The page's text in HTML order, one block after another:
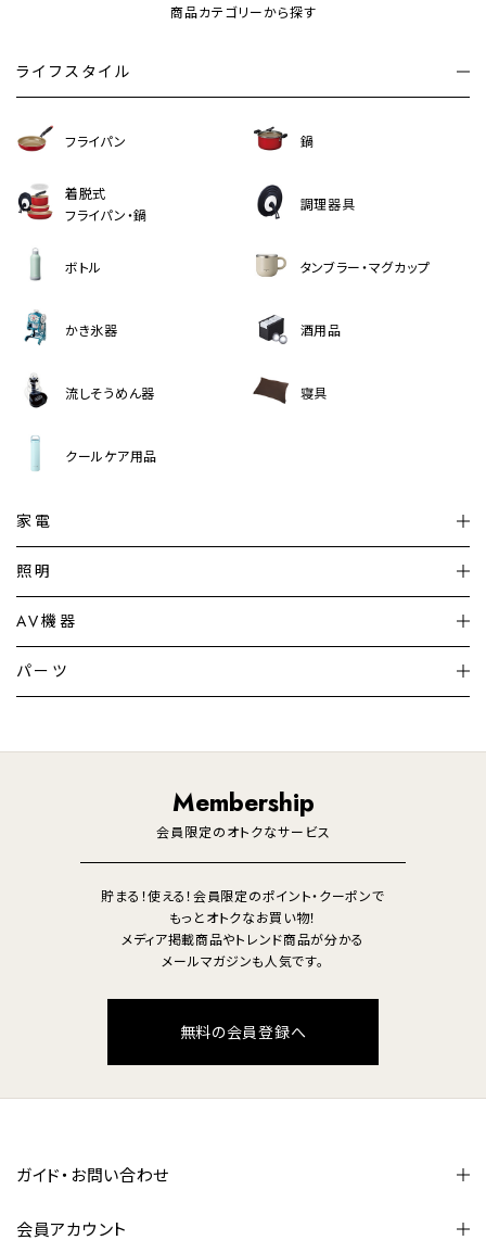
商品カテゴリーから探す
ライフスタイル
フライパン 鍋
着脱式
フライパン・鍋
調理器具
ボトル タンブラー・マグカップ
かき氷器 酒用品
流しそうめん器 寝具
クールケア用品
家電
加湿器・空気清浄機
暖房機 掃除機
調理家電 生活家電
照明
シーリングライト
デスクライト
AV機器
テレビ
パーツ
Membership
会員限定のオトクなサービス
貯まる！使える！会員限定のポイント・クーポンで
もっとオトクなお買い物！
メディア掲載商品やトレンド商品が分かる
メールマガジンも人気です。
無料の会員登録へ
ガイド・お問い合わせ
会員アカウント